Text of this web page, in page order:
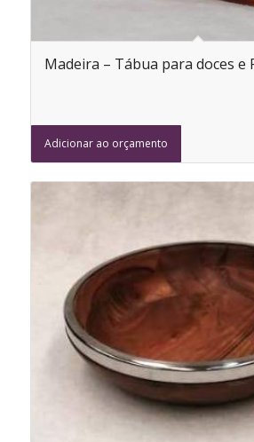
Madeira – Tábua para doces e
Adicionar ao orçamento